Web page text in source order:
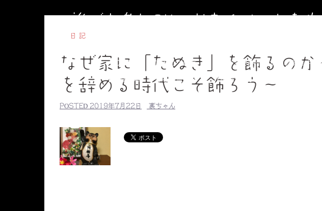
誰でも参加OKのお寺イベントを
HOME 副住職のブログ 円相寺第２納骨堂加入者募集中
【毎週水曜】子ども書道教室
【毎週金曜】大人のための書道教
副住職のプロフィール＆頼めること
日記
なぜ家に「たぬき」を飾るの
を辞める時代こそ飾ろう～
POSTED 2019年7月22日 裏ちゃん